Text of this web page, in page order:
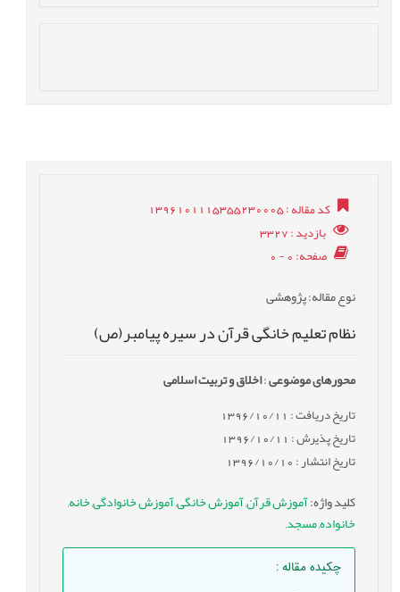
کد مقاله: 1396101115355230005
بازدید: 3327
صفحه: 0 - 0
نوع مقاله: پژوهشی
نظام تعلیم خانگی قرآن در سیره پیامبر(ص)
محورهای موضوعی:اخلاق و تربیت اسلامی
تاریخ دریافت : 1396/10/11
تاریخ پذیرش : 1396/10/11
تاریخ انتشار : 1396/10/10
کلید واژه:آموزش قرآن,آموزش خانگی,آموزش خانوادگی,خانه,
خانواده,مسجد,
چکیده مقاله: